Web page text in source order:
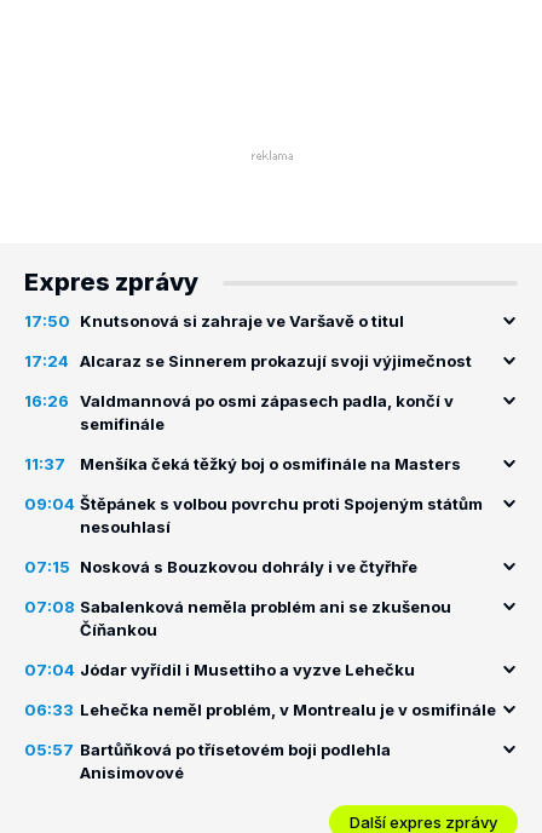
Expres zprávy
17:50 Knutsonová si zahraje ve Varšavě o titul
17:24 Alcaraz se Sinnerem prokazují svoji výjimečnost
16:26
Valdmannová po osmi zápasech padla, končí v
semifinále
11:37 Menšíka čeká těžký boj o osmifinále na Masters
09:04 Štěpánek s volbou povrchu proti Spojeným státům
nesouhlasí
07:15 Nosková s Bouzkovou dohrály i ve čtyřhře
07:08 Sabalenková neměla problém ani se zkušenou
Číňankou
07:04 Jódar vyřídil i Musettiho a vyzve Lehečku
06:33 Lehečka neměl problém, v Montrealu je v osmifinále
05:57 Bartůňková po třísetovém boji podlehla
Anisimovové
Další expres zprávy